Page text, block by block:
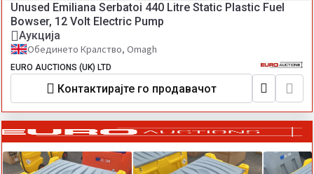
Unused Emiliana Serbatoi 440 Litre Static Plastic Fuel
Bowser, 12 Volt Electric Pump
Аукција
Обединето Кралство, Omagh
EURO AUCTIONS (UK) LTD
Контактирајте го продавачот